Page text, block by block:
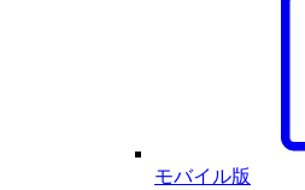
モバイル版